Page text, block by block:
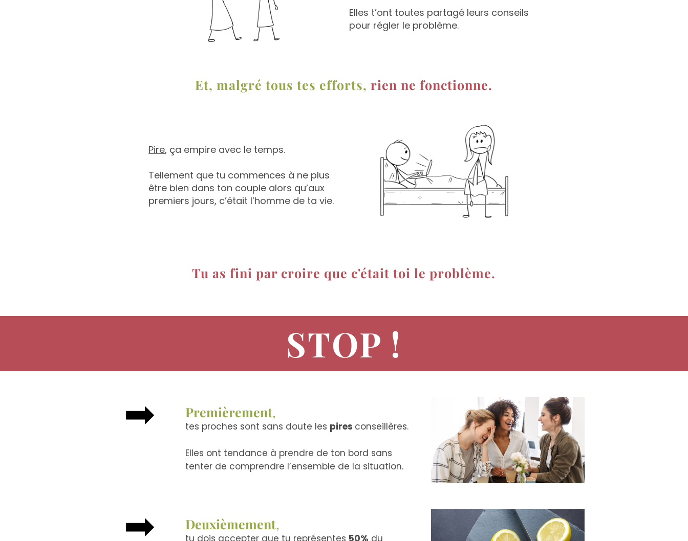
Elles t’ont toutes partagé leurs conseils
pour régler le problème.
Et, malgré tous tes efforts, rien ne fonctionne.
Pire, ça empire avec le temps.
Tellement que tu commences à ne plus
être bien dans ton couple alors qu’aux
premiers jours, c’était l’homme de ta vie.
Tu as fini par croire que c'était toi le problème.
STOP !
➡ Premièrement,
tes proches sont sans doute les pires conseillères.
Elles ont tendance à prendre de ton bord sans
tenter de comprendre l’ensemble de la situation.
➡ Deuxièmement,
tu dois accepter que tu représentes 50% du